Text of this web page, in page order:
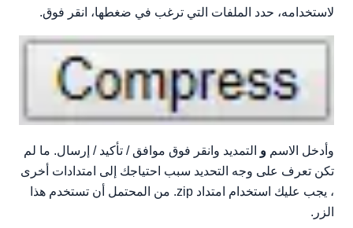
لاستخدامه، حدد الملفات التي ترغب في ضغطها، انقر فوق.
وأدخل الاسم و التمديد وانقر فوق موافق / تأكيد / إرسال. ما لم
تكن تعرف على وجه التحديد سبب احتياجك إلى امتدادات أخرى
، يجب عليك استخدام امتداد zip. من المحتمل أن تستخدم هذا
الزر.